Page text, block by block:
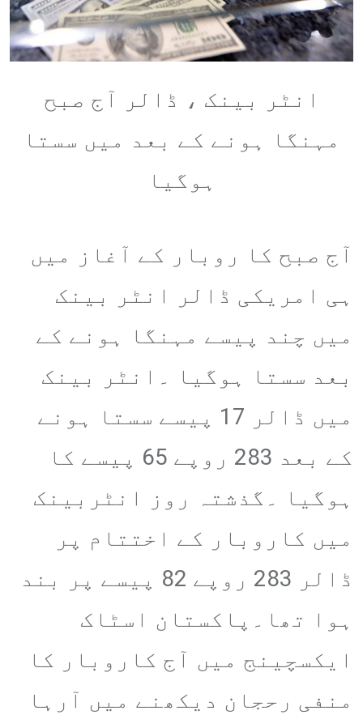
انٹر بینک ، ڈالر آج صبح
مہنگا ہونے کے بعد میں سستا
ہوگیا
آج صبح کا روبار کے آغاز میں
ہی امریکی ڈالر انٹر بینک
میں چند پیسے مہنگا ہونے کے
بعد سستا ہوگیا ۔انٹر بینک
میں ڈالر 17 پیسے سستا ہونے
کے بعد 283 روپے 65 پیسے کا
ہوگیا ۔گذشتہ روز انٹربینک
میں کاروبار کے اختتام پر
ڈالر 283 روپے 82 پیسے پر بند
ہوا تھا۔پاکستان اسٹاک
ایکسچینج میں آج کاروبار کا
منفی رحجان دیکھنے میں آرہا